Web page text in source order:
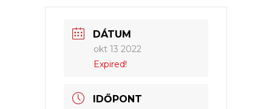
DÁTUM
okt 13 2022
Expired!
IDŐPONT